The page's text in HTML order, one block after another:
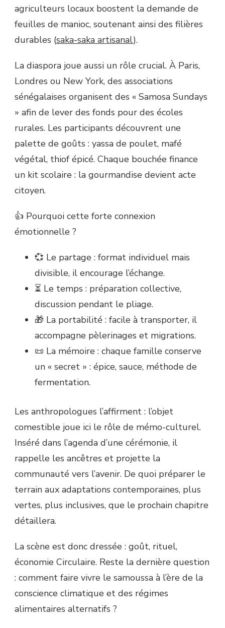
agriculteurs locaux boostent la demande de
feuilles de manioc, soutenant ainsi des filières
durables (saka-saka artisanal).
La diaspora joue aussi un rôle crucial. À Paris,
Londres ou New York, des associations
sénégalaises organisent des « Samosa Sundays
» afin de lever des fonds pour des écoles
rurales. Les participants découvrent une
palette de goûts : yassa de poulet, mafé
végétal, thiof épicé. Chaque bouchée finance
un kit scolaire : la gourmandise devient acte
citoyen.
👍 Pourquoi cette forte connexion
émotionnelle ?
💞 Le partage : format individuel mais
divisible, il encourage l’échange.
⏳ Le temps : préparation collective,
discussion pendant le pliage.
🎁 La portabilité : facile à transporter, il
accompagne pèlerinages et migrations.
📜 La mémoire : chaque famille conserve
un « secret » : épice, sauce, méthode de
fermentation.
Les anthropologues l’affirment : l’objet
comestible joue ici le rôle de mémo-culturel.
Inséré dans l’agenda d’une cérémonie, il
rappelle les ancêtres et projette la
communauté vers l’avenir. De quoi préparer le
terrain aux adaptations contemporaines, plus
vertes, plus inclusives, que le prochain chapitre
détaillera.
La scène est donc dressée : goût, rituel,
économie Circulaire. Reste la dernière question
: comment faire vivre le samoussa à l’ère de la
conscience climatique et des régimes
alimentaires alternatifs ?